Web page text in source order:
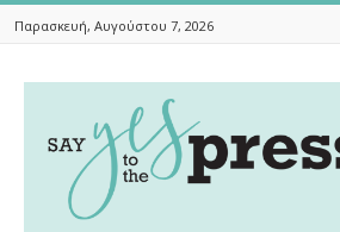
Παρασκευή, Αυγούστου 7, 2026
To
The